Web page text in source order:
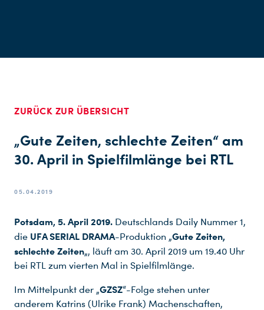
ZURÜCK ZUR ÜBERSICHT
„Gute Zeiten, schlechte Zeiten“ am
30. April in Spielfilmlänge bei RTL
05.04.2019
Potsdam, 5. April 2019. Deutschlands Daily Nummer 1,
die UFA SERIAL DRAMA-Produktion „Gute Zeiten,
schlechte Zeiten„, läuft am 30. April 2019 um 19.40 Uhr
bei RTL zum vierten Mal in Spielfilmlänge.
Im Mittelpunkt der „GZSZ“-Folge stehen unter
anderem Katrins (Ulrike Frank) Machenschaften,